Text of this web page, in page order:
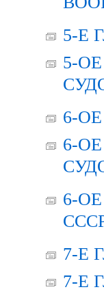
5-Е
5-
6-
6-
6-
7-Е
7-Е